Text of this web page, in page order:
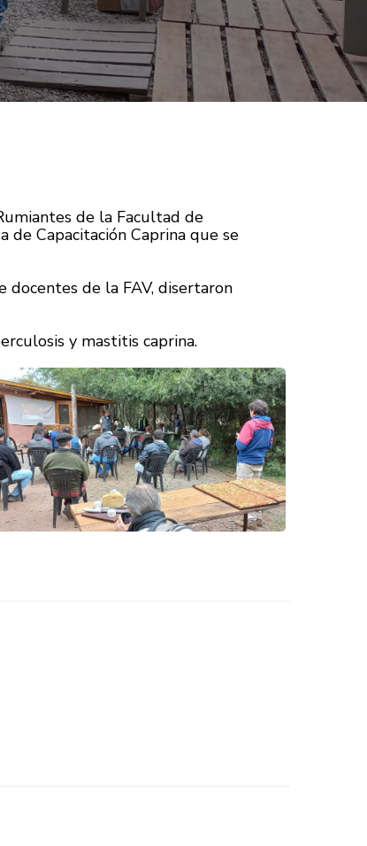
de la Facultad de
de Capacitación Caprina que se
docentes de la FAV, disertaron
y mastitis caprina.